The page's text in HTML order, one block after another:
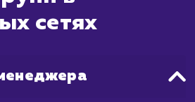
начнете видеть
значительного